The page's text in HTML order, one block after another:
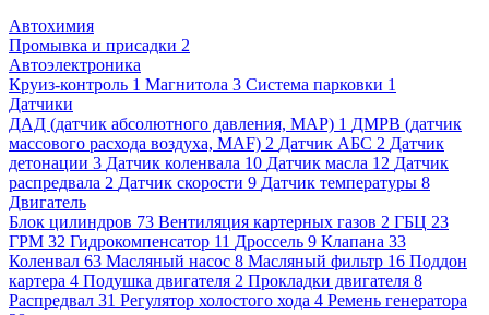
Автохимия
Промывка и присадки 2
Автоэлектроника
Круиз-контроль 1 Магнитола 3 Система парковки 1
Датчики
ДАД (датчик абсолютного давления, MAP) 1 ДМРВ (датчик
массового расхода воздуха, MAF) 2 Датчик АБС 2 Датчик
детонации 3 Датчик коленвала 10 Датчик масла 12 Датчик
распредвала 2 Датчик скорости 9 Датчик температуры 8
Двигатель
Блок цилиндров 73 Вентиляция картерных газов 2 ГБЦ 23
ГРМ 32 Гидрокомпенсатор 11 Дроссель 9 Клапана 33
Коленвал 63 Масляный насос 8 Масляный фильтр 16 Поддон
картера 4 Подушка двигателя 2 Прокладки двигателя 8
Распредвал 31 Регулятор холостого хода 4 Ремень генератора